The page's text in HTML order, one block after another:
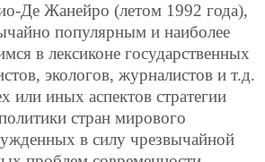
Де Жанейро (летом 1992 года),
популярным и наиболее
в лексиконе государственных
экологов, журналистов и т.д.
или иных аспектов стратегии
стран мирового
в силу чрезвычайной